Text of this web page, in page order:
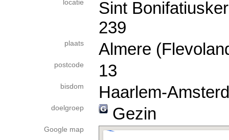
locatie
Sint
239
plaats Almere
postcode 13
bisdom Haarlem-
doelgroep Gezin
Google map